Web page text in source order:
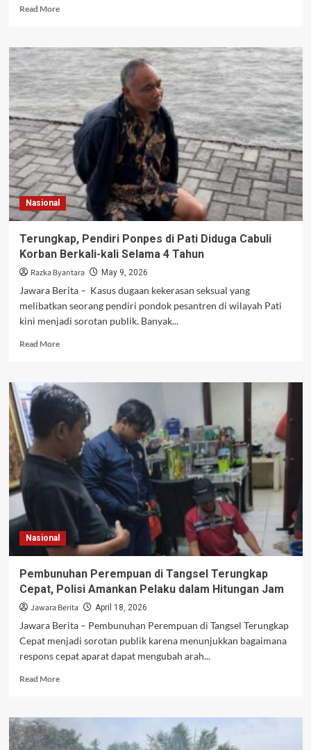
Read MoreRead
Vonis
Kasus
Kacab
Bank
Tewas
Tiga
Prajurit
Dipecat,
Hukuman
Capai
13
Tahun
Penjara
Nasional
Terungkap, Pendiri Ponpes di Pati Diduga Cabuli
Korban Berkali-kali Selama 4 Tahun
Razka Byantara May 9, 2026
Jawara Berita – Kasus dugaan kekerasan seksual yang
melibatkan seorang pendiri pondok pesantren di wilayah Pati
kini menjadi sorotan publik. Banyak...
Read MoreRead
Terungkap,
Pendiri
Ponpes
di
Pati
Diduga
Cabuli
Korban
Berkali-
kali
Selama
Tahun
Nasional
Pembunuhan Perempuan di Tangsel Terungkap
Cepat, Polisi Amankan Pelaku dalam Hitungan Jam
Jawara Berita April 18, 2026
Jawara Berita – Pembunuhan Perempuan di Tangsel Terungkap
Cepat menjadi sorotan publik karena menunjukkan bagaimana
respons cepat aparat dapat mengubah arah...
Read MoreRead
Pembunuhan
Perempuan
di